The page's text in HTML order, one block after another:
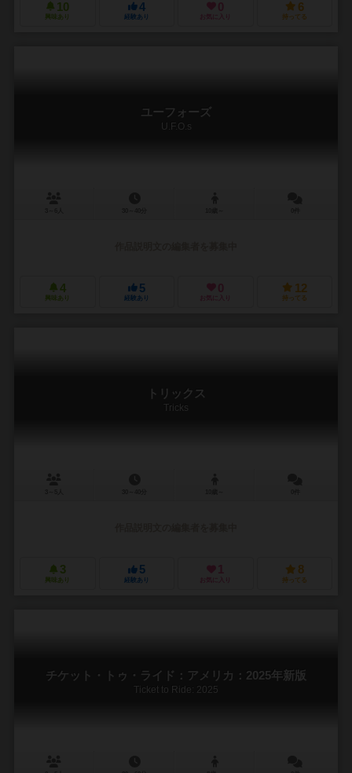
10
興味あり
4
経験あり
0
お気に入り
6
持ってる
ユーフォーズ
U.F.O.s
4
興味あり
5
経験あり
0
お気に入り
12
持ってる
トリックス
Tricks
3
興味あり
5
経験あり
1
お気に入り
8
持ってる
チケット・トゥ・ライド：アメリカ：2025年新版
Ticket to Ride: 2025